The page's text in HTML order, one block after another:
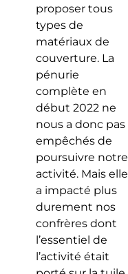
proposer tous
types de
matériaux de
couverture. La
pénurie
complète en
début 2022 ne
nous a donc pas
empêchés de
poursuivre notre
activité. Mais elle
a impacté plus
durement nos
confrères dont
l’essentiel de
l’activité était